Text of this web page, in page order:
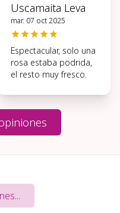
Uscamaita Leva
mar. 07 oct 2025
Espectacular, solo una
rosa estaba podrida,
el resto muy fresco.